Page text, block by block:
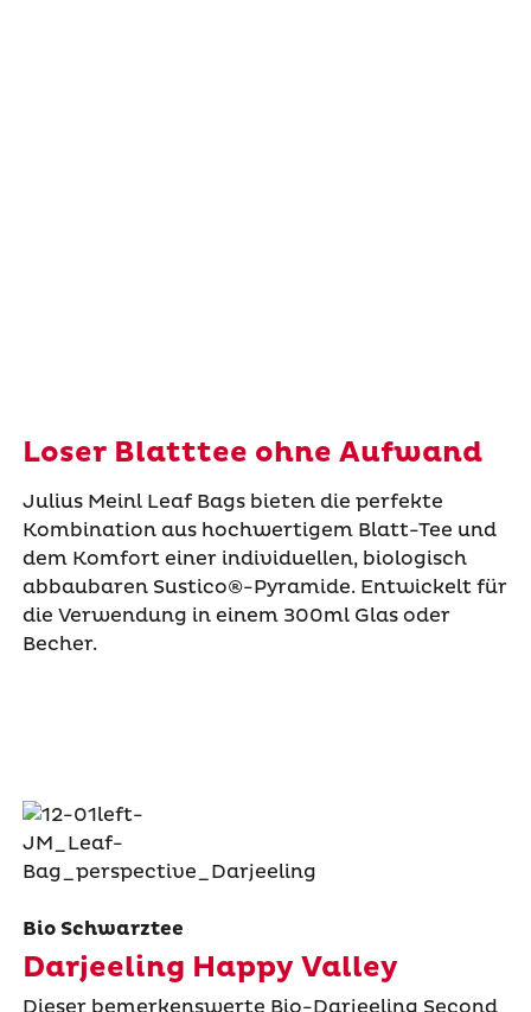
Loser Blatttee ohne Aufwand
Julius Meinl Leaf Bags bieten die perfekte
Kombination aus hochwertigem Blatt-Tee und
dem Komfort einer individuellen, biologisch
abbaubaren Sustico®-Pyramide. Entwickelt für
die Verwendung in einem 300ml Glas oder
Becher.
Bio Schwarztee
Darjeeling Happy Valley
Dieser bemerkenswerte Bio-Darjeeling Second